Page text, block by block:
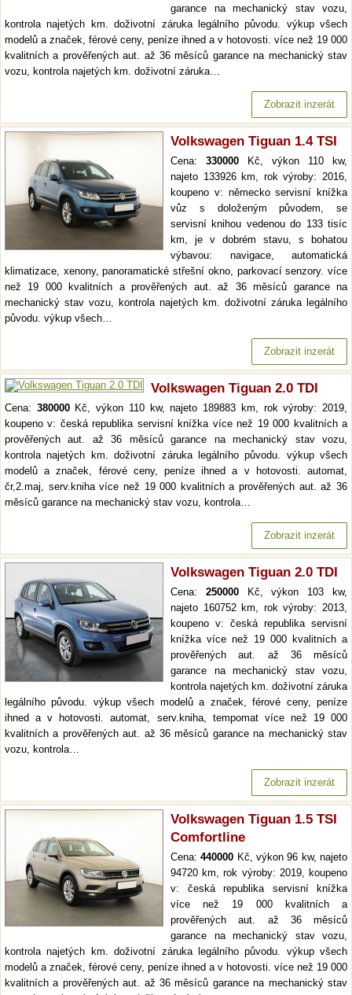
garance na mechanický stav vozu,
kontrola najetých km. doživotní záruka legálního původu. výkup všech
modelů a značek, férové ceny, peníze ihned a v hotovosti. více než 19 000
kvalitních a prověřených aut. až 36 měsíců garance na mechanický stav
vozu, kontrola najetých km. doživotní záruka…
Zobrazit inzerát
Volkswagen Tiguan 1.4 TSI
Cena: 330000 Kč, výkon 110 kw,
najeto 133926 km, rok výroby: 2016,
koupeno v: německo servisní knížka
vůz s doloženým původem, se
servisní knihou vedenou do 133 tisíc
km, je v dobrém stavu, s bohatou
výbavou: navigace, automatická
klimatizace, xenony, panoramatické střešní okno, parkovací senzory. více
než 19 000 kvalitních a prověřených aut. až 36 měsíců garance na
mechanický stav vozu, kontrola najetých km. doživotní záruka legálního
původu. výkup všech…
Zobrazit inzerát
Volkswagen Tiguan 2.0 TDI
Cena: 380000Kč, výkon 110 kw, najeto 189883 km, rok výroby: 2019,
koupeno v: česká republika servisní knížka více než 19 000 kvalitních a
prověřených aut. až 36 měsíců garance na mechanický stav vozu,
kontrola najetých km. doživotní záruka legálního původu. výkup všech
modelů a značek, férové ceny, peníze ihned a v hotovosti. automat,
čr,2.maj, serv.kniha více než 19 000 kvalitních a prověřených aut. až 36
měsíců garance na mechanický stav vozu, kontrola…
Zobrazit inzerát
Volkswagen Tiguan 2.0 TDI
Cena: 250000Kč, výkon 103 kw,
najeto 160752 km, rok výroby: 2013,
koupeno v: česká republika servisní
knížka více než 19 000 kvalitních a
prověřených aut. až 36 měsíců
garance na mechanický stav vozu,
kontrola najetých km. doživotní záruka
legálního původu. výkup všech modelů a značek, férové ceny, peníze
ihned a v hotovosti. automat, serv.kniha, tempomat více než 19 000
kvalitních a prověřených aut. až 36 měsíců garance na mechanický stav
vozu, kontrola…
Zobrazit inzerát
Volkswagen Tiguan 1.5 TSI
Comfortline
Cena:440000 Kč, výkon 96 kw, najeto
94720 km, rok výroby: 2019, koupeno
v: česká republika servisní knížka
více než 19 000 kvalitních a
prověřených aut. až 36 měsíců
garance na mechanický stav vozu,
kontrola najetých km. doživotní záruka legálního původu. výkup všech
modelů a značek, férové ceny, peníze ihned a v hotovosti. více než 19 000
kvalitních a prověřených aut. až 36 měsíců garance na mechanický stav